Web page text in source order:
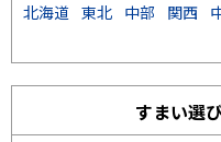
北海道 東北 中部 関西
すまい選